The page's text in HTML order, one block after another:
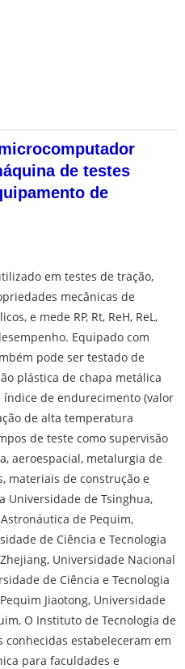
de testes
de
em testes de tração,
mecânicas de
e mede RP, Rt, ReH, ReL,
Equipado com
pode ser testado de
plástica de chapa metálica
índice de endurecimento (valor
de alta temperatura
de teste como supervisão
aeroespacial, metalurgia de
materiais de construção e
Universidade de Tsinghua,
de Pequim,
de Ciência e Tecnologia
Universidade Nacional
de Ciência e Tecnologia
Jiaotong, Universidade
O Instituto de Tecnologia de
estabeleceram em
para faculdades e